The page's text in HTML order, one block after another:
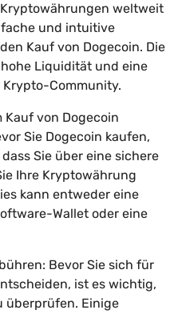
weltweit
und intuitive
Kauf von Dogecoin. Die
Liquidität und eine
Community.
Kauf von Dogecoin
Sie Dogecoin kaufen,
Sie über eine sichere
Ihre Kryptowährung
kann entweder eine
Wallet oder eine
Bevor Sie sich für
ist es wichtig,
überprüfen. Einige